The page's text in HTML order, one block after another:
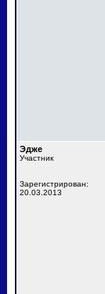
Эдже
Участник
Зарегистрирован:
20.03.2013